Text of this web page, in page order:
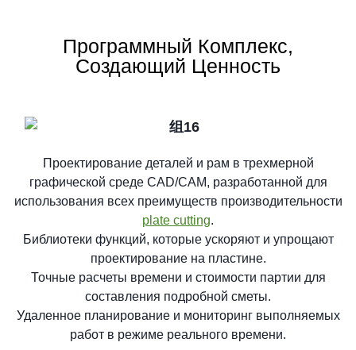
Программный Комплекс,
Создающий Ценность
Проектирование деталей и рам в трехмерной
графической среде CAD/CAM, разработанной для
использования всех преимуществ производительности
plate cutting.
Библиотеки функций, которые ускоряют и упрощают
проектирование на пластине.
Точные расчеты времени и стоимости партии для
составления подробной сметы.
Удаленное планирование и мониторинг выполняемых
работ в режиме реального времени.